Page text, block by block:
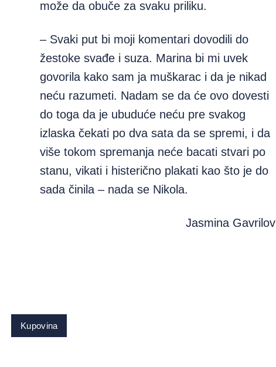
može da obuče za svaku priliku.
– Svaki put bi moji komentari dovodili do
žestoke svađe i suza. Marina bi mi uvek
govorila kako sam ja muškarac i da je nikad
neću razumeti. Nadam se da će ovo dovesti
do toga da je ubuduće neću pre svakog
izlaska čekati po dva sata da se spremi, i da
više tokom spremanja neće bacati stvari po
stanu, vikati i histerično plakati kao što je do
sada činila – nada se Nikola.
Jasmina Gavrilov
Kupovina